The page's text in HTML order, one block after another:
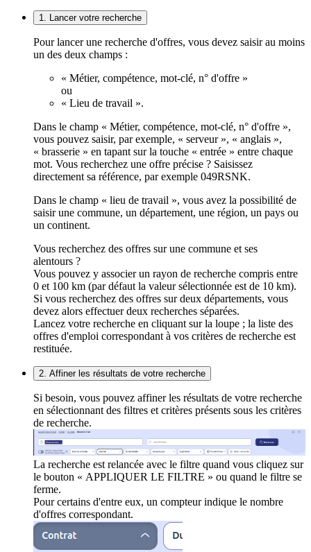
1. Lancer votre recherche
Pour lancer une recherche d'offres, vous devez saisir au moins
un des deux champs :
« Métier, compétence, mot-clé, n° d'offre »
ou
« Lieu de travail ».
Dans le champ « Métier, compétence, mot-clé, n° d'offre »,
vous pouvez saisir, par exemple, « serveur », « anglais »,
« brasserie » en tapant sur la touche « entrée » entre chaque
mot. Vous recherchez une offre précise ? Saisissez
directement sa référence, par exemple 049RSNK.
Dans le champ « lieu de travail », vous avez la possibilité de
saisir une commune, un département, une région, un pays ou
un continent.
Vous recherchez des offres sur une commune et ses
alentours ?
Vous pouvez y associer un rayon de recherche compris entre
0 et 100 km (par défaut la valeur sélectionnée est de 10 km).
Si vous recherchez des offres sur deux départements, vous
devez alors effectuer deux recherches séparées.
Lancez votre recherche en cliquant sur la loupe ; la liste des
offres d'emploi correspondant à vos critères de recherche est
restituée.
2. Affiner les résultats de votre recherche
Si besoin, vous pouvez affiner les résultats de votre recherche
en sélectionnant des filtres et critères présents sous les critères
de recherche.
La recherche est relancée avec le filtre quand vous cliquez sur
le bouton « APPLIQUER LE FILTRE » ou quand le filtre se
ferme.
Pour certains d'entre eux, un compteur indique le nombre
d'offres correspondant.